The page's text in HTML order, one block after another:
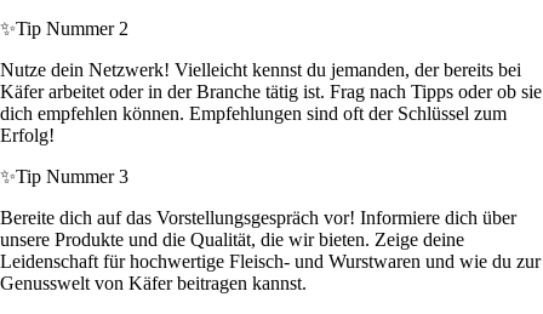
✨Tip Nummer 2
Nutze dein Netzwerk! Vielleicht kennst du jemanden, der bereits bei
Käfer arbeitet oder in der Branche tätig ist. Frag nach Tipps oder ob sie
dich empfehlen können. Empfehlungen sind oft der Schlüssel zum
Erfolg!
✨Tip Nummer 3
Bereite dich auf das Vorstellungsgespräch vor! Informiere dich über
unsere Produkte und die Qualität, die wir bieten. Zeige deine
Leidenschaft für hochwertige Fleisch- und Wurstwaren und wie du zur
Genusswelt von Käfer beitragen kannst.